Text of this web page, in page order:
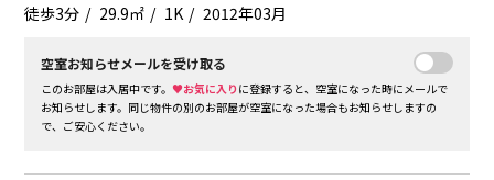
徒歩3分 29.9㎡ 1K 2012年03月
空室お知らせメールを受け取る
このお部屋は入居中です。♥お気に入り に登録すると、空室になった時にメールで
お知らせします。同じ物件の別のお部屋が空室になった場合もお知らせしますの
で、ご安心ください。